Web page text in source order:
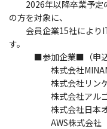
2026年以降卒業予定
の方を対象に、
会員企業15社によりIT
す。
■参加企業■（申込
株式会社
株式会社リンケ
株式会社アル
株式会社日本オー
AWS株式会社